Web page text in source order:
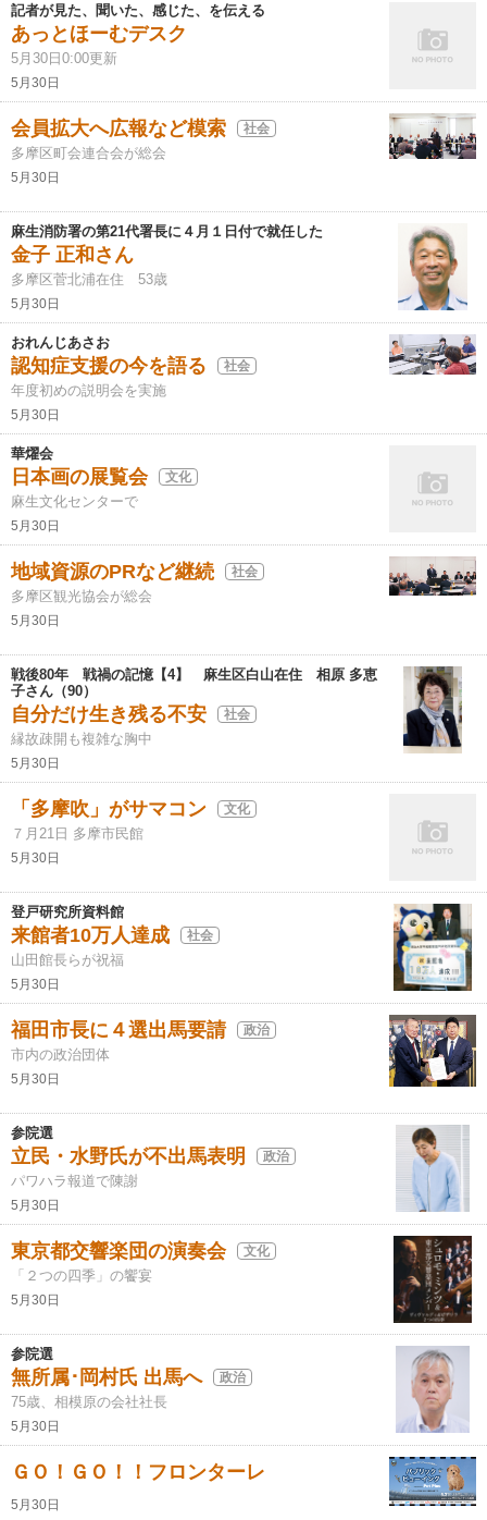
記者が見た、聞いた、感じた、を伝える
あっとほーむデスク
5月30日0:00更新
5月30日
会員拡大へ広報など模索 社会
多摩区町会連合会が総会
5月30日
麻生消防署の第21代署長に４月１日付で就任した
金子 正和さん
多摩区菅北浦在住 53歳
5月30日
おれんじあさお
認知症支援の今を語る 社会
年度初めの説明会を実施
5月30日
華燿会
日本画の展覧会 文化
麻生文化センターで
5月30日
地域資源のPRなど継続 社会
多摩区観光協会が総会
5月30日
戦後80年 戦禍の記憶【4】 麻生区白山在住 相原 多恵
子さん（90）
自分だけ生き残る不安 社会
縁故疎開も複雑な胸中
5月30日
「多摩吹」がサマコン 文化
７月21日 多摩市民館
5月30日
登戸研究所資料館
来館者10万人達成 社会
山田館長らが祝福
5月30日
福田市長に４選出馬要請 政治
市内の政治団体
5月30日
参院選
立民・水野氏が不出馬表明 政治
パワハラ報道で陳謝
5月30日
東京都交響楽団の演奏会 文化
「２つの四季」の饗宴
5月30日
参院選
無所属･岡村氏 出馬へ 政治
75歳、相模原の会社社長
5月30日
ＧＯ！ＧＯ！！フロンターレ
5月30日